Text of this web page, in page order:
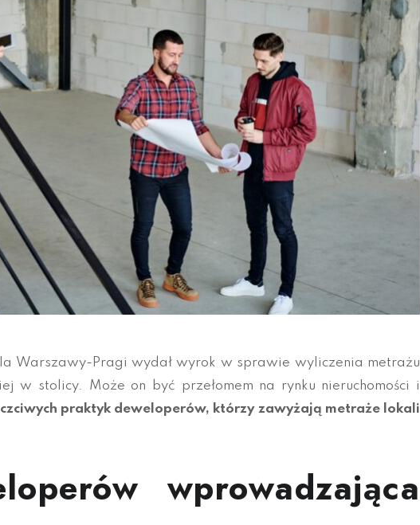
Warszawy-Pragi wydał wyrok w sprawie wyliczenia metrażu
w stolicy. Może on być przełomem na rynku nieruchomości i
praktyk deweloperów, którzy zawyżają metraże lokali
wprowadzająca